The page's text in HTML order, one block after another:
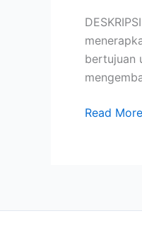
bertujuan
Read